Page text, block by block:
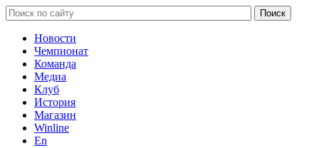
Новости
Чемпионат
Команда
Медиа
Клуб
История
Магазин
Winline
En